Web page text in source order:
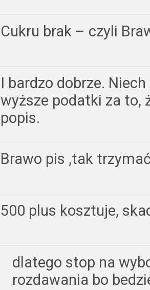
Cukru brak – czyli
I bardzo dobrze.
wyższe podatki za to,
popis.
Brawo pis ,tak
500 plus kosztuje,
dlatego stop na
rozdawania bo